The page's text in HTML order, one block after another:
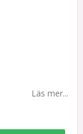
Läs mer...